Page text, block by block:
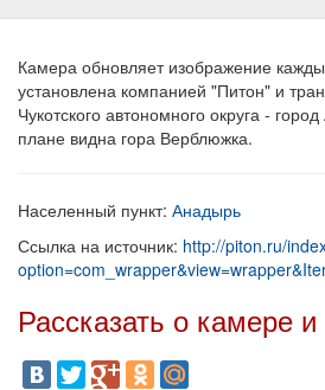
Камера обновляет изображение
установлена компанией "Питон" и
Чукотского автономного округа -
плане видна гора Верблюжка.
Населенный пункт: Анадырь
Ссылка на источник: http://piton.ru/
Рассказать о камере